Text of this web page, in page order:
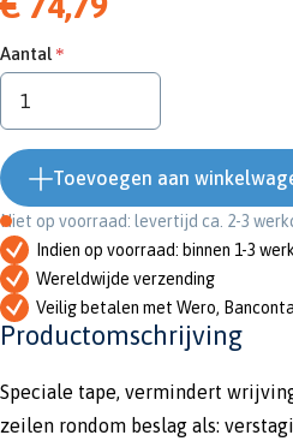
Aantal
Toevoegen aan
Niet op voorraad: levertijd ca. 2-3
Indien op voorraad: binnen 1-3
Wereldwijde verzending
Veilig betalen met Wero,
Productomschrijving
Speciale tape, vermindert
zeilen rondom beslag als: